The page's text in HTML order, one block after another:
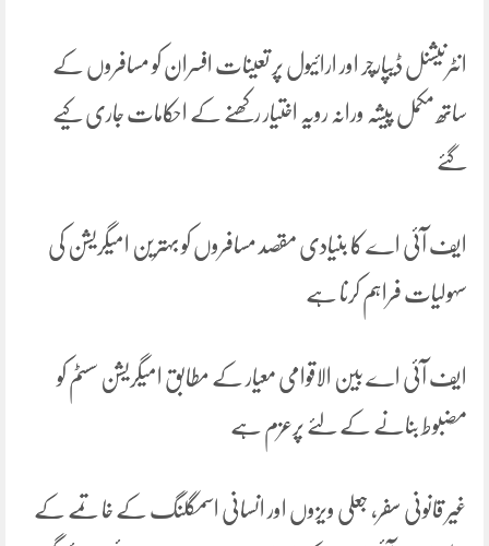
انٹرنیشنل ڈیپارچر اور ارائیول پر تعینات افسران کو مسافروں کے
ساتھ مکمل پیشہ ورانہ رویہ اختیار رکھنے کے احکامات جاری کیے
گئے
ایف آئی اے کا بنیادی مقصد مسافروں کو بہترین امیگریشن کی
سہولیات فراہم کرنا ہے
ایف آئی اے بین الاقوامی معیار کے مطابق امیگریشن سسٹم کو
مضبوط بنانے کے لئے پرعزم ہے
غیر قانونی سفر، جعلی ویزوں اور انسانی اسمگلنگ کے خاتمے کے